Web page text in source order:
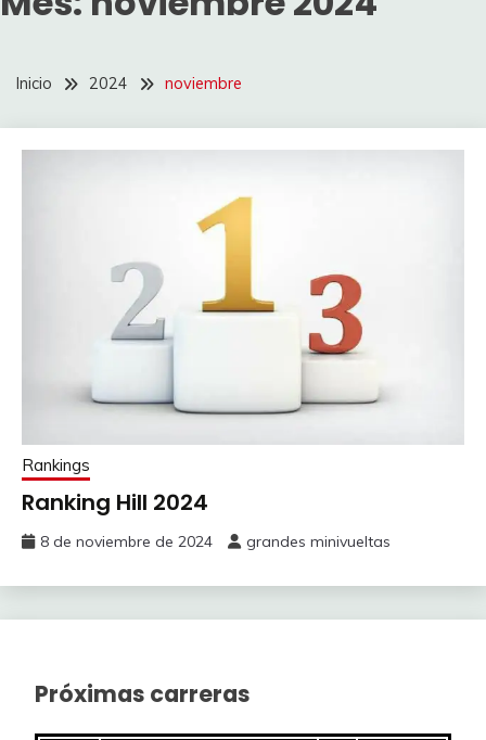
Inicio 2024 noviembre
Rankings
Ranking Hill 2024
8 de noviembre de 2024 grandes minivueltas
Próximas carreras